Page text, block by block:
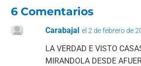
6 Comentarios
Carabajal el 2 de febrero de
LA VERDAD E VISTO
MIRANDOLA DESDE